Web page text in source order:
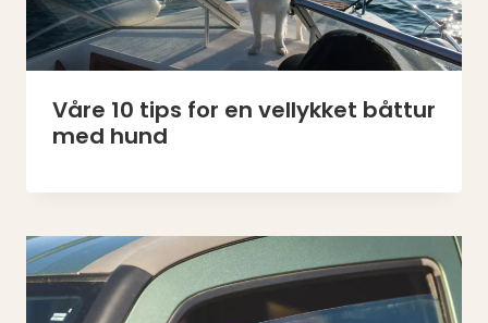
Våre 10 tips for en vellykket båttur
med hund